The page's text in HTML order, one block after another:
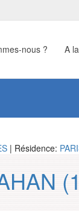
nous ? A
| Résidence: